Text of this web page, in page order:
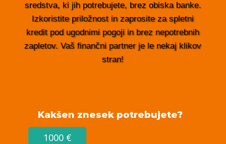
sredstva, ki jih potrebujete, brez obiska banke.
Izkoristite priložnost in zaprosite za spletni
kredit pod ugodnimi pogoji in brez nepotrebnih
zapletov. Vaš finančni partner je le nekaj klikov
stran!
Kakšen znesek potrebujete?
1000 €